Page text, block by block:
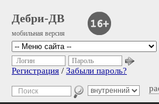
Дебри-ДВ
мобильная версия
Логин Пароль
Регистрация / Забыли пароль?